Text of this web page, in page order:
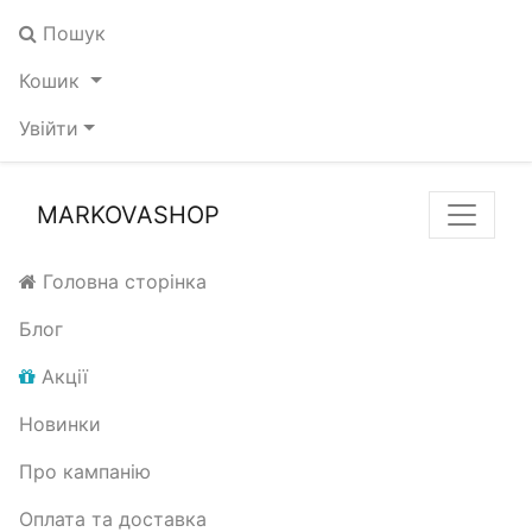
Пошук
Кошик
Увійти
MARKOVASHOP
Головна сторінка
Блог
Акції
Новинки
Про кампанію
Оплата та доставка